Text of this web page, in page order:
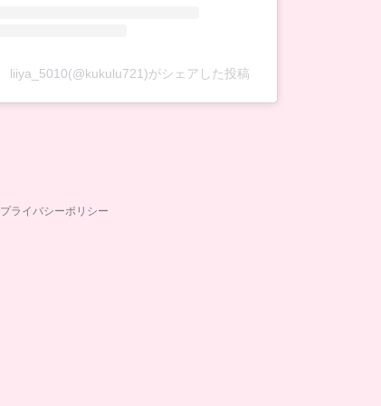
liiya_5010(@kukulu721)がシェアした投稿
プライバシーポリシー